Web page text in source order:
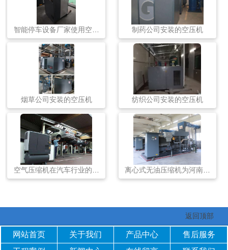
智能停车设备厂家使用空压
机
制药公司安装的空压机
烟草公司安装的空压机 纺织公司安装的空压机
空气压缩机在汽车行业的应
用
离心式无油压缩机为河南公
司带来转变
返回顶部
网站首页 关于我们 产品中心
售后服务